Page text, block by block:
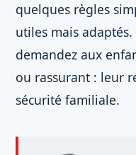
quelques règles
utiles mais
demandez aux
ou rassurant : leur
sécurité familiale.